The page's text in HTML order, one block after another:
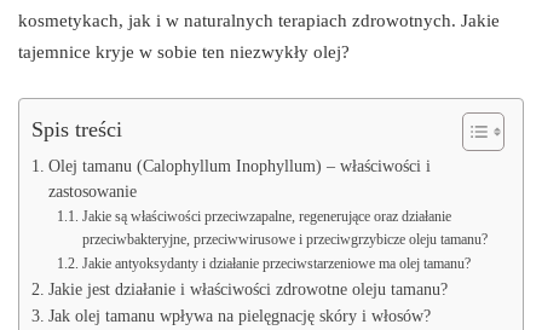
kosmetykach, jak i w naturalnych terapiach zdrowotnych. Jakie
tajemnice kryje w sobie ten niezwykły olej?
Spis treści
Olej tamanu (Calophyllum Inophyllum) – właściwości i
zastosowanie
Jakie są właściwości przeciwzapalne, regenerujące oraz działanie
przeciwbakteryjne, przeciwwirusowe i przeciwgrzybicze oleju tamanu?
Jakie antyoksydanty i działanie przeciwstarzeniowe ma olej tamanu?
Jakie jest działanie i właściwości zdrowotne oleju tamanu?
Jak olej tamanu wpływa na pielęgnację skóry i włosów?